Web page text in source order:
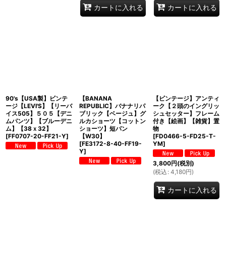
カートに入れる カートに入れる
90's【USA製】ビンテ
ージ【LEVI'S】【リーバ
イス505】５０５【デニ
ムパンツ】【ブルーデニ
ム】【38ｘ32】
[FF0707-20-FF21-Y]
【BANANA
REPUBLIC】バナナリパ
ブリック【ベージュ】グ
ルカショーツ【コットン
ショーツ】短パン
【W30】
[FE3172-8-40-FF19-
Y]
【ビンテージ】アンティ
ーク【２頭のイングリッ
シュセッター】フレーム
付き【絵画】【雑貨】置
物
[FD0466-5-FD25-T-
YM]
3,800円(税別)
(税込 : 4,180円)
カートに入れる